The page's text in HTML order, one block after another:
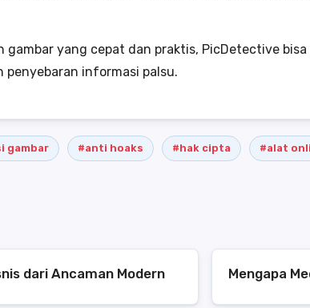
gambar yang cepat dan praktis, PicDetective
penyebaran informasi palsu.
gambar #anti hoaks #hak cipta #alat
dari Ancaman Modern Mengapa